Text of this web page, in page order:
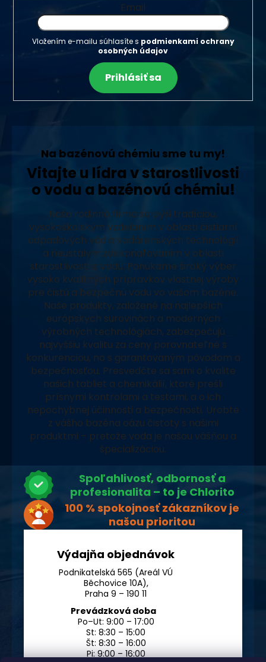
Email
Vložením e-mailu súhlasíte s podmienkami ochrany
osobných údajov
Prihlásiť sa
Na bazénovú chémiu sme tu my!
Vitajte u lídra v starostlivosti
o vodu a bazénovú chémiu!
Naša rodinná firma sa pýši tradíciou,
vysokoškolským vzdelaním v oblasti čistiarní
odpadových vôd a vodárenských technológií
a neustálym zdokonaľovaním v oblasti
starostlivosti o vodu. Ponúkame široký výber
vysoko kvalitných prípravkov vlastnej výroby
pre čistú a bezpečnú vodu vo vašom bazéne.
Naše produkty, založené na najlepších
európskych surovinách a moderných
výrobných technológiách, zabezpečujú
najvyššiu kvalitu za ceny porovnateľné s
konkurenciou, no s garantovaným pôvodom a
bezpečnosťou. Presvedčte sa sami o kvalite
našich tabliet a chemikálií, ktoré prešli
prísnymi kontrolami a testami, a o ich
nepochybnej účinnosti a bezpečnosti. Urobte
z vášho bazéna oázu čistoty s našimi
produktmi – pretože voda je našou vášňou a
špecializáciou.
Spoľahlivosť, odbornosť a
profesionalita – to je Chlorito
100 % spokojnosť zákazníkov je
našou prioritou
Výdajňa objednávok
Podnikatelská 565 (Areál VÚ
Běchovice 10A),
Praha 9 – 190 11
Prevádzková doba
Po–Ut: 9:00 – 17:00
St: 8:30 – 15:00
Št: 8:30 – 16:00
Pi: 9:00 – 16:00